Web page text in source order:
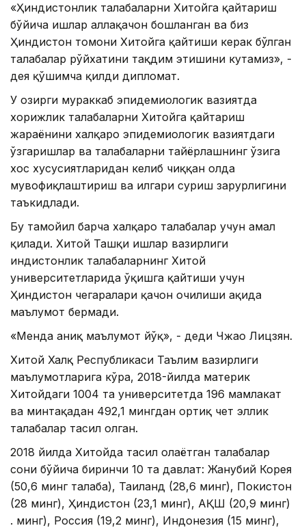
«Ҳиндистонлик талабаларни Хитойга қайтариш
бўйича ишлар аллақачон бошланган ва биз
Ҳиндистон томони Хитойга қайтиши керак бўлган
талабалар рўйхатини тақдим этишини кутамиз», -
дея қўшимча қилди дипломат.
У ҳозирги мураккаб эпидемиологик вазиятда
хорижлик талабаларни Хитойга қайтариш
жараёнини халқаро эпидемиологик вазиятдаги
ўзгаришлар ва талабаларни тайёрлашнинг ўзига
хос хусусиятларидан келиб чиққан ҳолда
мувофиқлаштириш ва илгари суриш зарурлигини
таъкидлади.
Бу тамойил барча халқаро талабалар учун амал
қилади. Хитой Ташқи ишлар вазирлиги
ҳиндистонлик талабаларнинг Хитой
университетларида ўқишга қайтиши учун
Ҳиндистон чегаралари қачон очилиши ҳақида
маълумот бермади.
«Менда аниқ маълумот йўқ», - деди Чжао Лицзян.
Хитой Халқ Республикаси Таълим вазирлиги
маълумотларига кўра, 2018-йилда материк
Хитойдаги 1004 та университетда 196 мамлакат
ва минтақадан 492,1 мингдан ортиқ чет эллик
талабалар таҳсил олган.
2018 йилда Хитойда таҳсил олаётган талабалар
сони бўйича биринчи 10 та давлат: Жанубий Корея
(50,6 минг талаба), Таиланд (28,6 минг), Покистон
(28 минг), Ҳиндистон (23,1 минг), АҚШ (20,9 минг)
. минг), Россия (19,2 минг), Индонезия (15 минг),